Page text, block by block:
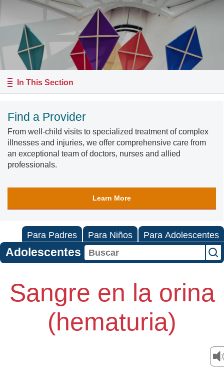
In This Section
Find a Provider
From well-child visits to specialized treatment of complex
illnesses and injuries, we offer comprehensive care from
an exceptional team of doctors, nurses and allied
professionals.
Learn More
Para Padres Para Niños Para Adolescentes
Adolescentes
Sangre en la orina
(hematuria)